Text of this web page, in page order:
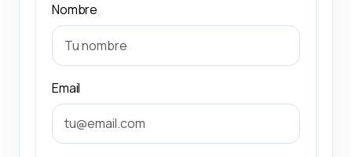
Nombre
Email